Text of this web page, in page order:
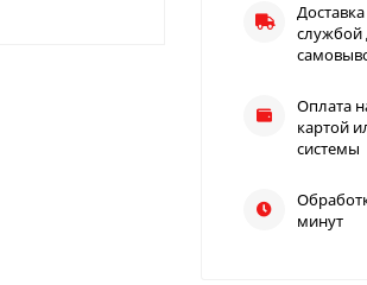
службой
Оплата
картой
системы
минут